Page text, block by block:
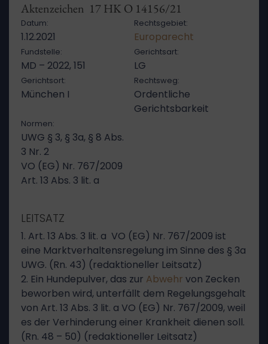
Aktenzeichen 17 HK O 14156/21
Datum:
1.12.2021
Rechtsgebiet:
Europarecht
Fundstelle:
MD – 2022, 151
Gerichtsart:
LG
Gerichtsort:
München I
Rechtsweg:
Ordentliche
Gerichtsbarkeit
Normen:
UWG § 3, § 3a, § 8 Abs.
3 Nr. 2
VO (EG) Nr. 767/2009
Art. 13 Abs. 3 lit. a
LEITSATZ
1. Art. 13 Abs. 3 lit. a VO (EG) Nr. 767/2009 ist
eine Marktverhaltensregelung im Sinne des § 3a
UWG. (Rn. 43) (redaktioneller Leitsatz)
2. Ein Hundepulver, das zur Abwehr von Zecken
beworben wird, unterfällt dem Regelungsgehalt
von Art. 13 Abs. 3 lit. a VO (EG) Nr. 767/2009, weil
es der Verhinderung einer Krankheit dienen soll.
(Rn. 48 – 50) (redaktioneller Leitsatz)